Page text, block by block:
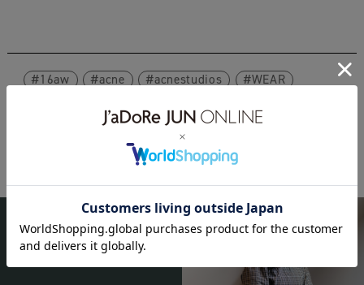
16aw acne acnestudios WEAR
BIOTOP
PEOPLE